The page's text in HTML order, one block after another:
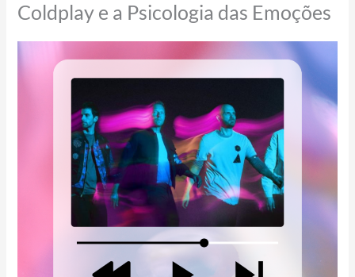
Coldplay e a Psicologia das Emoções